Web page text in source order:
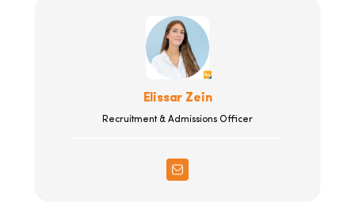
Elissar Zein
Recruitment & Admissions Officer